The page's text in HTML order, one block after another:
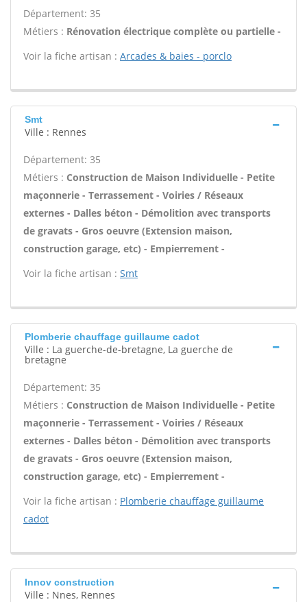
Département: 35
Métiers : Rénovation électrique complète ou partielle -
Voir la fiche artisan : Arcades & baies - porclo
Smt
Ville : Rennes
Département: 35
Métiers : Construction de Maison Individuelle - Petite
maçonnerie - Terrassement - Voiries / Réseaux
externes - Dalles béton - Démolition avec transports
de gravats - Gros oeuvre (Extension maison,
construction garage, etc) - Empierrement -
Voir la fiche artisan : Smt
Plomberie chauffage guillaume cadot
Ville : La guerche-de-bretagne, La guerche de
bretagne
Département: 35
Métiers : Construction de Maison Individuelle - Petite
maçonnerie - Terrassement - Voiries / Réseaux
externes - Dalles béton - Démolition avec transports
de gravats - Gros oeuvre (Extension maison,
construction garage, etc) - Empierrement -
Voir la fiche artisan : Plomberie chauffage guillaume
cadot
Innov construction
Ville : Nnes, Rennes